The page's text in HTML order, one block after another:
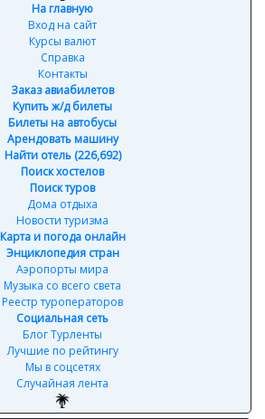
На главную
Вход на сайт
Курсы валют
Справка
Контакты
Заказ авиабилетов
Купить ж/д билеты
Билеты на автобусы
Арендовать машину
Найти отель (226,692)
Поиск хостелов
Поиск туров
Дома отдыха
Новости туризма
Карта и погода онлайн
Энциклопедия стран
Аэропорты мира
Музыка со всего света
Реестр туроператоров
Социальная сеть
Блог Турленты
Лучшие по рейтингу
Мы в соцсетях
Случайная лента